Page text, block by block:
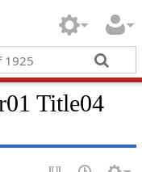
Title04